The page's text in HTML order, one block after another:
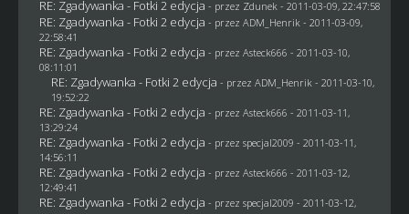
RE: Zgadywanka - Fotki 2 edycja - przez Zdunek - 2011-03-09, 22:47:58
RE: Zgadywanka - Fotki 2 edycja - przez ADM_Henrik - 2011-03-09,
22:58:41
RE: Zgadywanka - Fotki 2 edycja - przez Asteck666 - 2011-03-10,
08:11:01
RE: Zgadywanka - Fotki 2 edycja - przez ADM_Henrik - 2011-03-10,
19:52:22
RE: Zgadywanka - Fotki 2 edycja - przez Asteck666 - 2011-03-11,
13:29:24
RE: Zgadywanka - Fotki 2 edycja - przez specjal2009 - 2011-03-11,
14:56:11
RE: Zgadywanka - Fotki 2 edycja - przez Asteck666 - 2011-03-12,
12:49:41
RE: Zgadywanka - Fotki 2 edycja - przez specjal2009 - 2011-03-12,